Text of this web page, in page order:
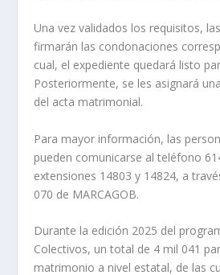
Una vez validados los requisitos,
firmarán las condonaciones
cual, el expediente quedará listo
Posteriormente, se les asignará
del acta matrimonial.
Para mayor información, las
pueden comunicarse al teléfono
extensiones 14803 y 14824, a
070 de MARCAGOB.
Durante la edición 2025 del
Colectivos, un total de 4 mil 041
matrimonio a nivel estatal, de las